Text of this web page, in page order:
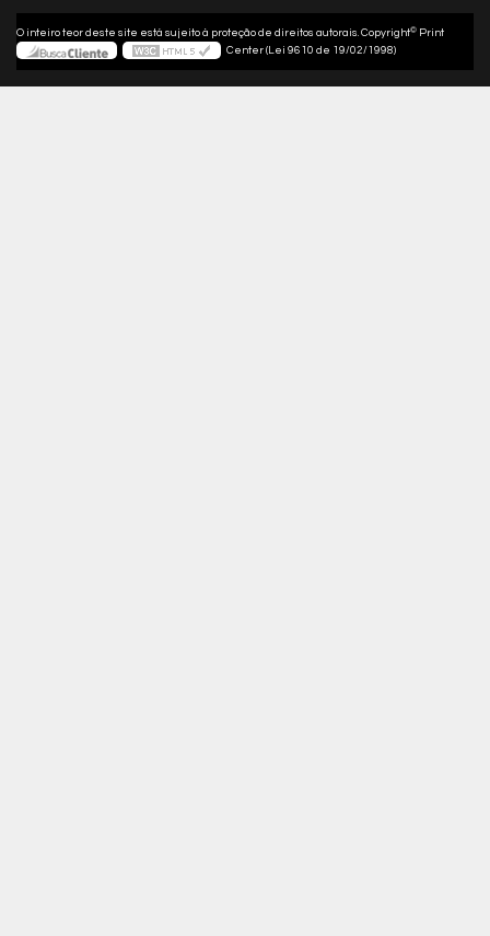
O inteiro teor deste site está sujeito à proteção de direitos autorais. Copyright© Print
Center (Lei 9610 de 19/02/1998)